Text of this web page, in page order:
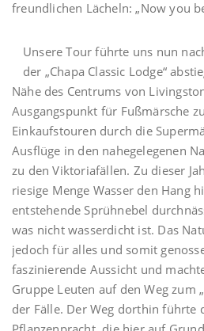
freundlichen Lächeln: „Now you
Unsere Tour führte uns nun
der „Chapa Classic Lodge“
Nähe des Centrums von
Ausgangspunkt für Fußmärsche
Einkaufstouren durch die
Ausflüge in den nahegelegenen
zu den Viktoriafällen. Zu dieser
riesige Menge Wasser den Hang
entstehende Sprühnebel
was nicht wasserdicht ist. Das
jedoch für alles und somit
faszinierende Aussicht und
Gruppe Leuten auf den Weg zum
der Fälle. Der Weg dorthin führte